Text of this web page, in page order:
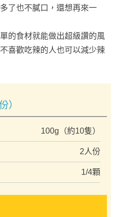
了也不膩口，還想再來一
的食材就能做出超級讚的風
喜歡吃辣的人也可以減少辣
）
100g（約10隻）
2人份
1/4顆